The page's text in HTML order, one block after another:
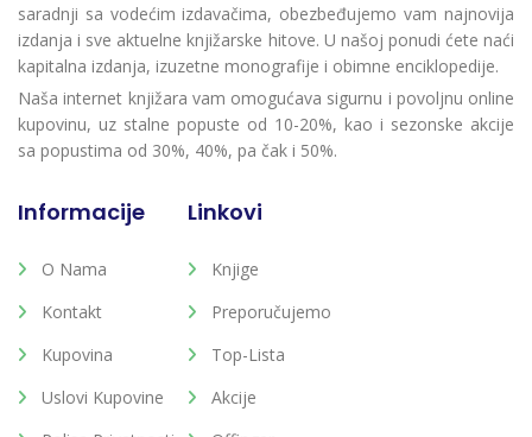
saradnji sa vodećim izdavačima, obezbeđujemo vam najnovija
izdanja i sve aktuelne knjižarske hitove. U našoj ponudi ćete naći
kapitalna izdanja, izuzetne monografije i obimne enciklopedije.
Naša internet knjižara vam omogućava sigurnu i povoljnu online
kupovinu, uz stalne popuste od 10-20%, kao i sezonske akcije
sa popustima od 30%, 40%, pa čak i 50%.
Informacije
O Nama
Kontakt
Kupovina
Uslovi Kupovine
Linkovi
Knjige
Preporučujemo
Top-Lista
Akcije